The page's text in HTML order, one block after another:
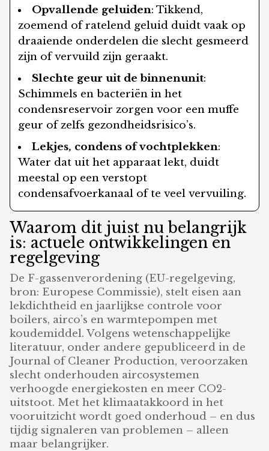
Opvallende geluiden: Tikkend,
zoemend of ratelend geluid duidt vaak op
draaiende onderdelen die slecht gesmeerd
zijn of vervuild zijn geraakt.
Slechte geur uit de binnenunit:
Schimmels en bacteriën in het
condensreservoir zorgen voor een muffe
geur of zelfs gezondheidsrisico’s.
Lekjes, condens of vochtplekken:
Water dat uit het apparaat lekt, duidt
meestal op een verstopt
condensafvoerkanaal of te veel vervuiling.
Waarom dit juist nu belangrijk
is: actuele ontwikkelingen en
regelgeving
De F-gassenverordening (EU-regelgeving,
bron: Europese Commissie), stelt eisen aan
lekdichtheid en jaarlijkse controle voor
boilers, airco’s en warmtepompen met
koudemiddel. Volgens wetenschappelijke
literatuur, onder andere gepubliceerd in de
Journal of Cleaner Production, veroorzaken
slecht onderhouden aircosystemen
verhoogde energiekosten en meer CO2-
uitstoot. Met het klimaatakkoord in het
vooruitzicht wordt goed onderhoud – en dus
tijdig signaleren van problemen – alleen
maar belangrijker.